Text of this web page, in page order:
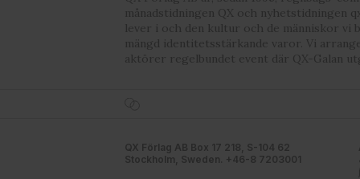
månadstidningen QX och nyhetstidningen
lever i och den kultur och de människor vi
mängd identitetsstärkande varor. Vi
aktörer regelbundet event där QX-Galan
QX Förlag AB Box 17 218, S-104 62
Stockholm, Sweden. +46-8 7203001